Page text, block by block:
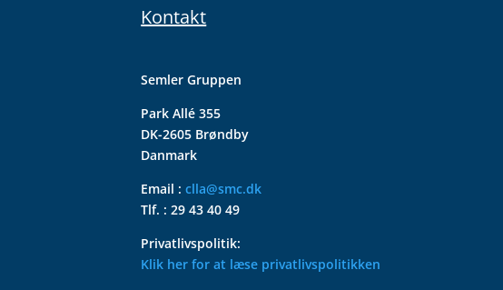
Kontakt
Semler Gruppen
Park Allé 355
DK-2605 Brøndby
Danmark
Email :clla@smc.dk
Tlf. : 29 43 40 49
Privatlivspolitik:
Klik her for at læse privatlivspolitikken